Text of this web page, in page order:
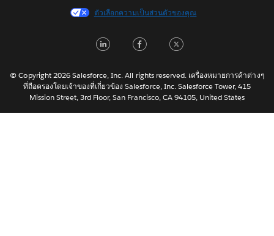
Français (France)
日本語
Nederlands
Português
ตัวเลือกความเป็นส่วนตัวของคุณ
LinkedInFacebook
© Copyright 2026 Salesforce, Inc. All rights reserved. เครื่องหมายการค้าต่างๆ
ที่ถือครองโดยเจ้าของที่เกี่ยวข้อง Salesforce, Inc. Salesforce Tower, 415
Mission Street, 3rd Floor, San Francisco, CA 94105, United States